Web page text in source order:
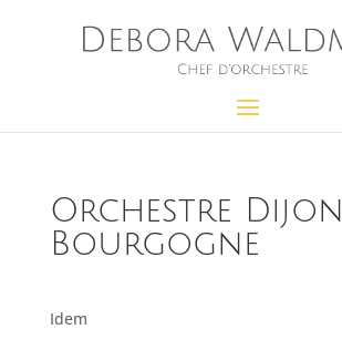
Orchestre Dijon
Bourgogne
Idem